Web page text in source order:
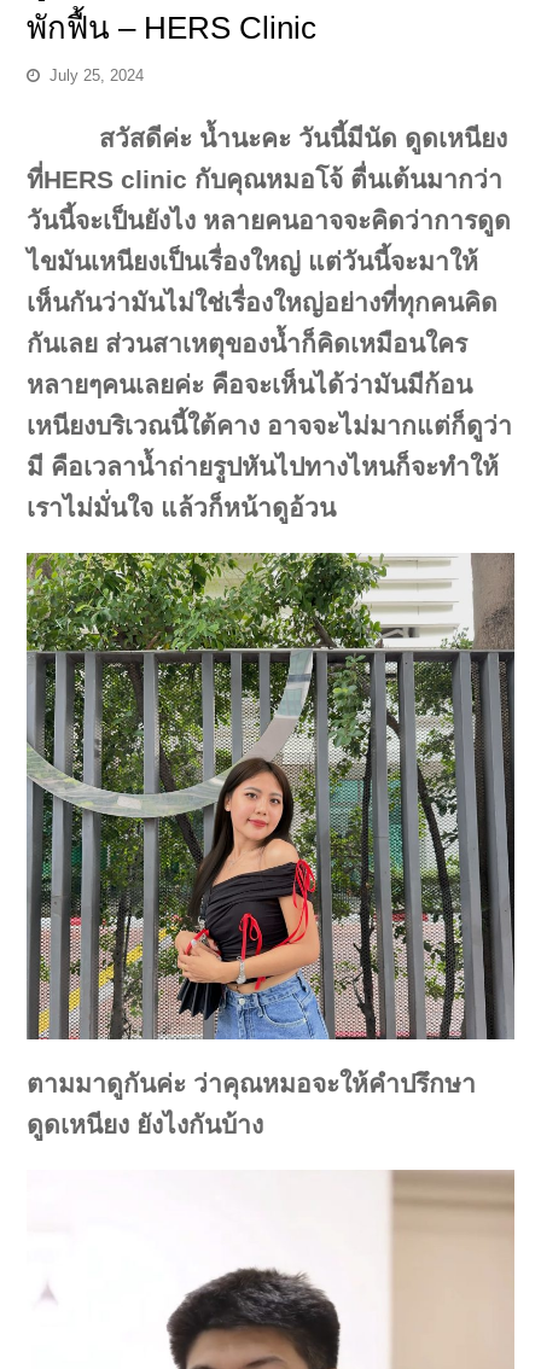
พักฟื้น – HERS Clinic
July 25, 2024
สวัสดีค่ะ น้ำนะคะ วันนี้มีนัด ดูดเหนียง
ที่HERS clinic กับคุณหมอโจ้ ตื่นเต้นมากว่า
วันนี้จะเป็นยังไง หลายคนอาจจะคิดว่าการดูด
ไขมันเหนียงเป็นเรื่องใหญ่ แต่วันนี้จะมาให้
เห็นกันว่ามันไม่ใช่เรื่องใหญ่อย่างที่ทุกคนคิด
กันเลย ส่วนสาเหตุของน้ำก็คิดเหมือนใคร
หลายๆคนเลยค่ะ คือจะเห็นได้ว่ามันมีก้อน
เหนียงบริเวณนี้ใต้คาง อาจจะไม่มากแต่ก็ดูว่า
มี คือเวลาน้ำถ่ายรูปหันไปทางไหนก็จะทำให้
เราไม่มั่นใจ แล้วก็หน้าดูอ้วน
ตามมาดูกันค่ะ ว่าคุณหมอจะให้คำปรึกษา
ดูดเหนียง ยังไงกันบ้าง